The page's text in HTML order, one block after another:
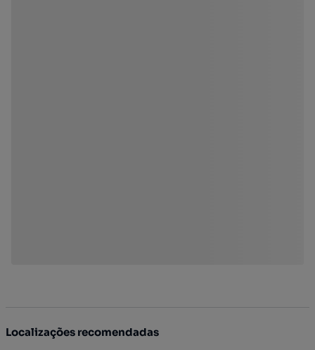
Localizações recomendadas